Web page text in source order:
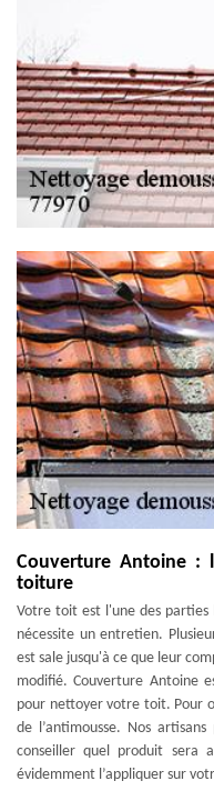
Couverture Antoine :
toiture
Votre toit est l'une des parties
nécessite un entretien.
est sale jusqu'à ce que leur
modifié. Couverture Antoine
pour nettoyer votre toit. Pour
de l’antimousse. Nos
conseiller quel produit
évidemment l’appliquer sur